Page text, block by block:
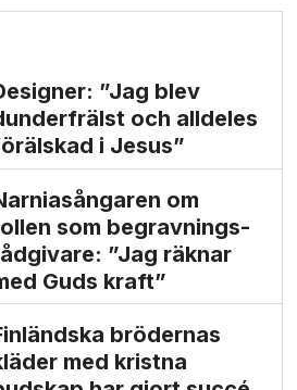
”Jag blev
och alldeles
i Jesus”
om
som begravnings­
”Jag räknar
Guds kraft”
brödernas
med kristna